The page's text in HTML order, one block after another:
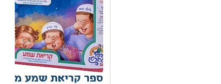
ספר קריאת שמע מנגן